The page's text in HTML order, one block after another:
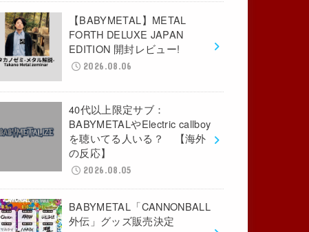
【BABYMETAL】METAL
FORTH DELUXE JAPAN
EDITION 開封レビュー!
2026.08.06
40代以上限定サブ：
BABYMETALやElectric callboy
を聴いてる人いる？ 【海外
の反応】
2026.08.05
BABYMETAL「CANNONBALL
外伝」グッズ販売決定